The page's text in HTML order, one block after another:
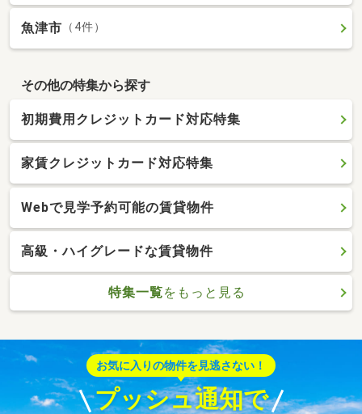
魚津市 （4件）
その他の特集から探す
初期費用クレジットカード対応特集
家賃クレジットカード対応特集
Webで見学予約可能の賃貸物件
高級・ハイグレードな賃貸物件
特集一覧をもっと見る
お気に入りの物件を見逃さない！
プッシュ通知で